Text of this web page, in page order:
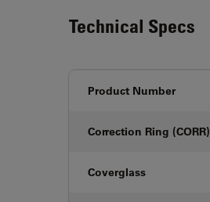
Technical Specs
Product Number
Correction Ring (CORR)
Coverglass